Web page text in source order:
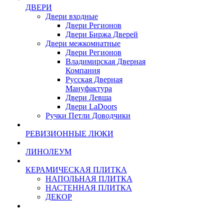
ДВЕРИ
Двери входные
Двери Регионов
Двери Биржа Дверей
Двери межкомнатные
Двери Регионов
Владимирская Дверная
Компания
Русская Дверная
Мануфактура
Двери Левша
Двери LaDoors
Ручки Петли Доводчики
РЕВИЗИОННЫЕ ЛЮКИ
ЛИНОЛЕУМ
КЕРАМИЧЕСКАЯ ПЛИТКА
НАПОЛЬНАЯ ПЛИТКА
НАСТЕННАЯ ПЛИТКА
ДЕКОР